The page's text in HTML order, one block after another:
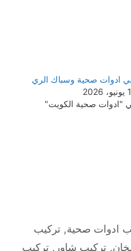
ادوات صحية وسباك الري
"ادوات صحية الكويت"
ادوات صحية,تركيب
, تركيب شاور , تركيب